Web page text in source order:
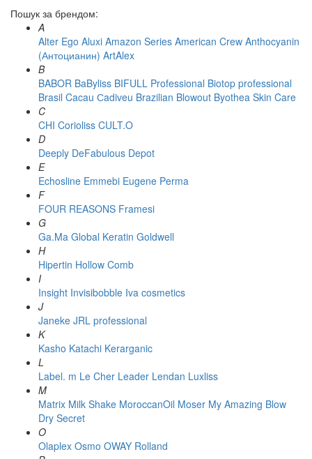
Пошук за брендом:
A
Alter Ego Aluxi Amazon Series American Crew Anthocyanin
(Антоцианин) ArtAlex
B
BABOR BaByliss BIFULL Professional Biotop professional
Brasil Cacau Сadiveu Brazilian Blowout Byothea Skin Care
C
CHI Corioliss CULT.O
D
Deeply DeFabulous Depot
E
Echosline Emmebi Eugene Perma
F
FOUR REASONS Framesi
G
Ga.Ma Global Keratin Goldwell
H
Hipertin Hollow Comb
I
Insight Invisibobble Iva cosmetics
J
Janeke JRL professional
K
Kasho Katachi Kerarganic
L
Label. m Le Cher Leader Lendan Luxliss
M
Matrix Milk Shake MoroccanOil Moser My Amazing Blow
Dry Secret
O
Olaplex Osmo OWAY Rolland